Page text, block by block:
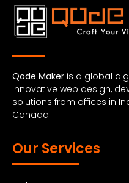
Qode Maker is a global
innovative web design,
solutions from offices in
Canada.
Our Services